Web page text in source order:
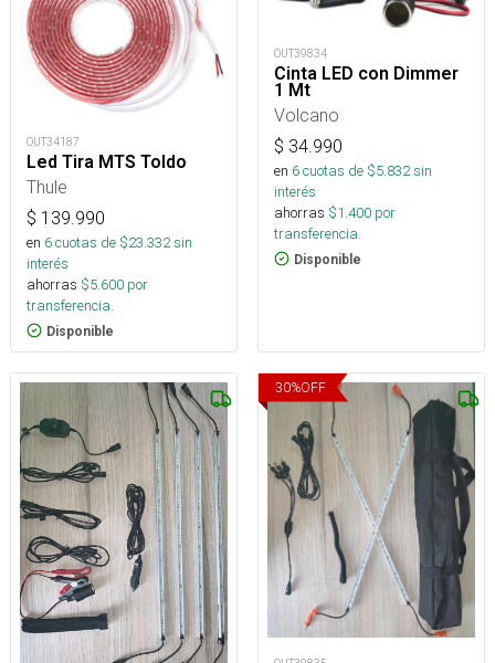
OUT34187
Led Tira MTS Toldo
Thule
$ 139.990
en 6cuotas de $23.332sin
interés
ahorras $5.600 por
transferencia.
Disponible
OUT39834
Cinta LED con Dimmer
1 Mt
Volcano
$ 34.990
en 6cuotas de $5.832sin
interés
ahorras $1.400 por
transferencia.
Disponible
30%OFF